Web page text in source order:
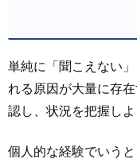
単純に「聞こえない
れる原因が大量に存
認し、状況を把握しよ
個人的な経験でいう